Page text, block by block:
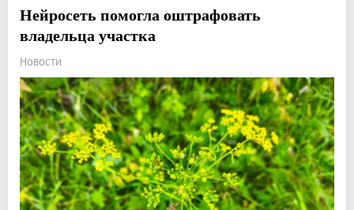
Нейросеть помогла оштрафовать
владельца участка
Новости